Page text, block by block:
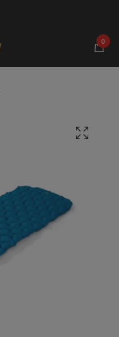
0